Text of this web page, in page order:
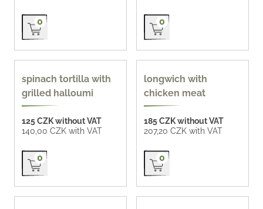
Přidat do košíku
0 Přidat do košíku
0
135 g
spinach tortilla with
grilled halloumi
125 CZK without VAT
140,00 CZK with VAT
Přidat do košíku
0
longwich with
chicken meat
185 CZK without VAT
207,20 CZK with VAT
Přidat do košíku
0